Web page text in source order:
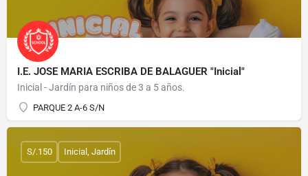
I.E. JOSE MARIA ESCRIBA DE BALAGUER "Inicial"
Inicial - Jardín para niños de 3 a 5 años.
PARQUE 2 A-6 S/N
S/.150 Inicial, Jardín